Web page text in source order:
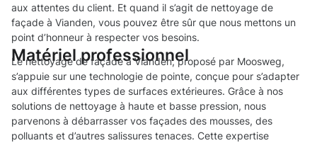
aux attentes du client. Et quand il s’agit de nettoyage de
façade à Vianden, vous pouvez être sûr que nous mettons un
point d’honneur à respecter vos besoins.
Matériel professionnel
Le nettoyage de façade à Vianden, proposé par Moosweg,
s’appuie sur une technologie de pointe, conçue pour s’adapter
aux différentes types de surfaces extérieures. Grâce à nos
solutions de nettoyage à haute et basse pression, nous
parvenons à débarrasser vos façades des mousses, des
polluants et d’autres salissures tenaces. Cette expertise